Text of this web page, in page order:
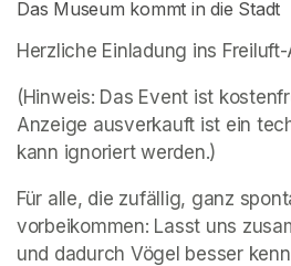
Das Museum kommt in die Stadt
Herzliche Einladung ins Freiluft-
(Hinweis: Das Event ist
Anzeige ausverkauft ist ein
kann ignoriert werden.)
Für alle, die zufällig, ganz
vorbeikommen: Lasst uns
und dadurch Vögel besser